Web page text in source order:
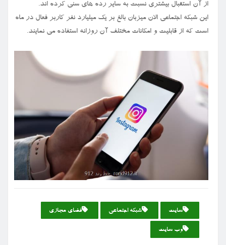
از آن استقبال بیشتری نسبت به سایر رده های سنی کرده اند.
این شبکه اجتماعی الان میزبان بالغ بر یک میلیارد نفر کاربر فعال در ماه
است که از قابلیت و امکانات مختلف آن روزانه استفاده می نمایند.
سایت شبكه اجتماعی فضای مجازی
وب سایت